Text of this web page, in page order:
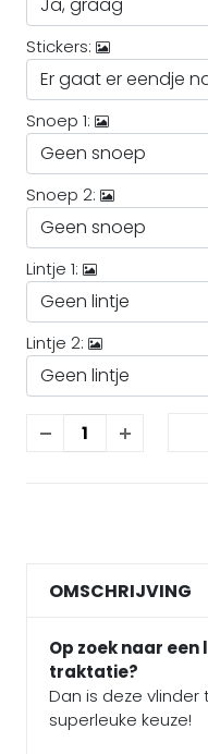
Stickers:
Snoep 1:
Snoep 2:
Lintje 1:
Lintje 2:
OMSCHRIJVING
Op zoek naar
traktatie?
Dan is deze
superleuke keuze!